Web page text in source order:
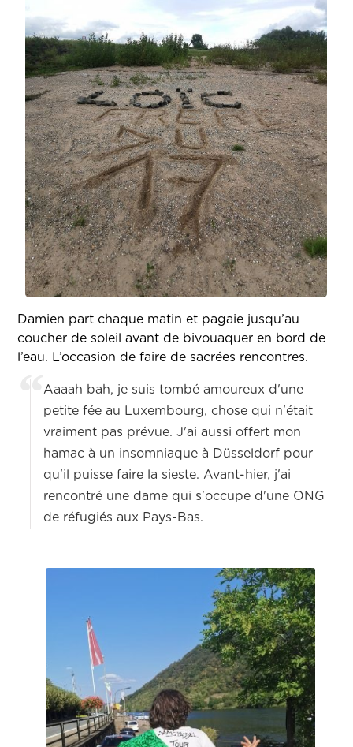
Damien part chaque matin et pagaie jusqu’au
coucher de soleil avant de bivouaquer en bord de
l’eau. L’occasion de faire de sacrées rencontres.
Aaaah bah, je suis tombé amoureux d'une
petite fée au Luxembourg, chose qui n'était
vraiment pas prévue. J'ai aussi offert mon
hamac à un insomniaque à Düsseldorf pour
qu'il puisse faire la sieste. Avant-hier, j'ai
rencontré une dame qui s'occupe d'une ONG
de réfugiés aux Pays-Bas.